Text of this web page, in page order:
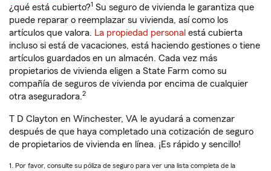
¿qué está cubierto?1 Su seguro de vivienda le garantiza que
puede reparar o reemplazar su vivienda, así como los
artículos que valora. La propiedad personal está cubierta
incluso si está de vacaciones, está haciendo gestiones o tiene
artículos guardados en un almacén. Cada vez más
propietarios de vivienda eligen a State Farm como su
compañía de seguros de vivienda por encima de cualquier
otra aseguradora.2
T D Clayton en Winchester, VA le ayudará a comenzar
después de que haya completado una cotización de seguro
de propietarios de vivienda en línea. ¡Es rápido y sencillo!
1. Por favor, consulte su póliza de seguro para ver una lista completa de la